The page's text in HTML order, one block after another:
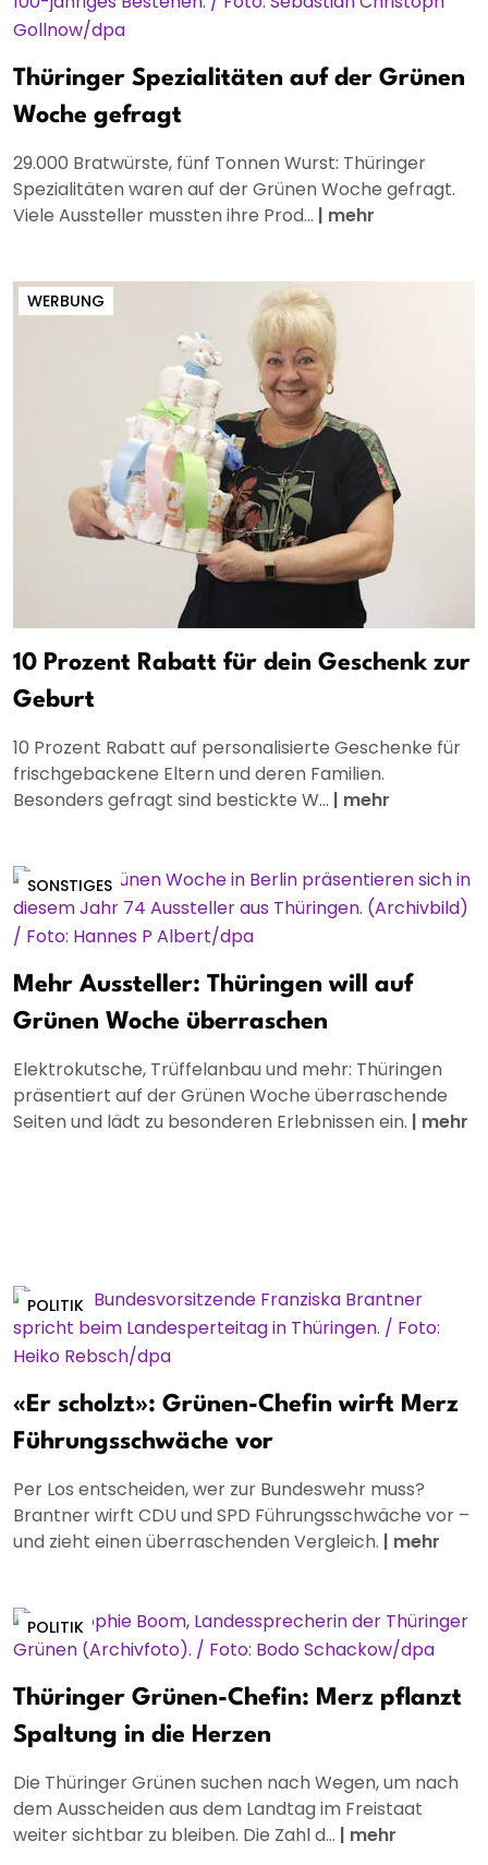
Thüringer Spezialitäten auf der Grünen
Woche gefragt
29.000 Bratwürste, fünf Tonnen Wurst: Thüringer
Spezialitäten waren auf der Grünen Woche gefragt.
Viele Aussteller mussten ihre Prod... | mehr
WERBUNG
10 Prozent Rabatt für dein Geschenk zur
Geburt
10 Prozent Rabatt auf personalisierte Geschenke für
frischgebackene Eltern und deren Familien.
Besonders gefragt sind bestickte W... | mehr
SONSTIGES
Mehr Aussteller: Thüringen will auf
Grünen Woche überraschen
Elektrokutsche, Trüffelanbau und mehr: Thüringen
präsentiert auf der Grünen Woche überraschende
Seiten und lädt zu besonderen Erlebnissen ein. | mehr
POLITIK
«Er scholzt»: Grünen-Chefin wirft Merz
Führungsschwäche vor
Per Los entscheiden, wer zur Bundeswehr muss?
Brantner wirft CDU und SPD Führungsschwäche vor –
und zieht einen überraschenden Vergleich. | mehr
POLITIK
Thüringer Grünen-Chefin: Merz pflanzt
Spaltung in die Herzen
Die Thüringer Grünen suchen nach Wegen, um nach
dem Ausscheiden aus dem Landtag im Freistaat
weiter sichtbar zu bleiben. Die Zahl d... | mehr